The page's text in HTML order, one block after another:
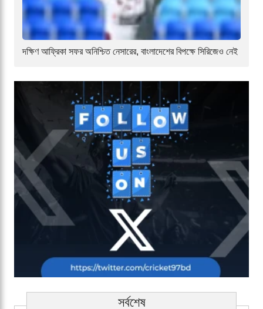
দক্ষিণ আফ্রিকা সফর অনিশ্চিত নেসারের, বাংলাদেশের বিপক্ষে সিরিজেও নেই
সর্বশেষ